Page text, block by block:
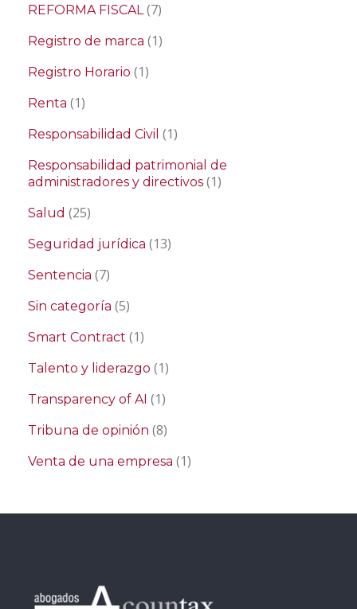
REFORMA FISCAL(7)
Registro de marca (1)
Registro Horario (1)
Renta (1)
Responsabilidad Civil (1)
Responsabilidad patrimonial de
administradores y directivos (1)
Salud (25)
Seguridad jurídica (13)
Sentencia (7)
Sin categoría (5)
Smart Contract (1)
Talento y liderazgo (1)
Transparency of AI (1)
Tribuna de opinión (8)
Venta de una empresa (1)